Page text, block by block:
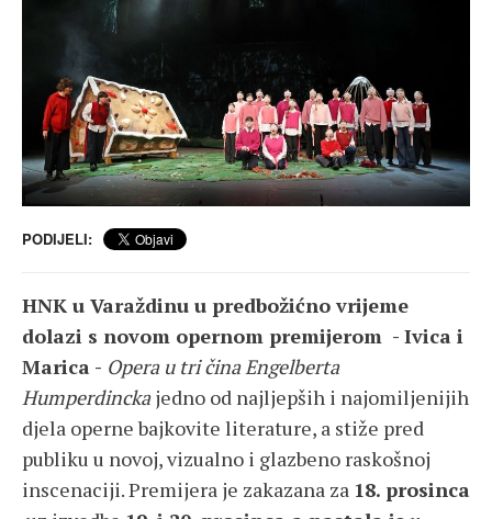
PODIJELI:
HNK u Varaždinu u predbožićno vrijeme
dolazi s novom opernom premijerom - Ivica i
Marica - Opera u tri čina Engelberta
Humperdinckajedno od najljepših i najomiljenijih
djela operne bajkovite literature, a stiže pred
publiku u novoj, vizualno i glazbeno raskošnoj
inscenaciji. Premijera je zakazana za 18. prosinca